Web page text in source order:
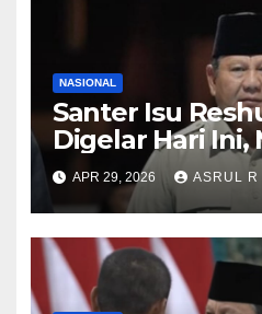
NASIONAL
Santer Isu
Digelar Hari Ini,
Nama Eks
Abdurachman
KSPSI Jumhur
APR 29, 2026 ASRUL R